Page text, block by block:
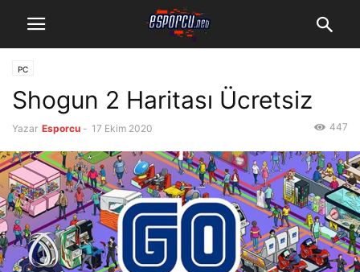
PC
Shogun 2 Haritası Ücretsiz
Yazar Esporcu - 17 Ekim 2020 447